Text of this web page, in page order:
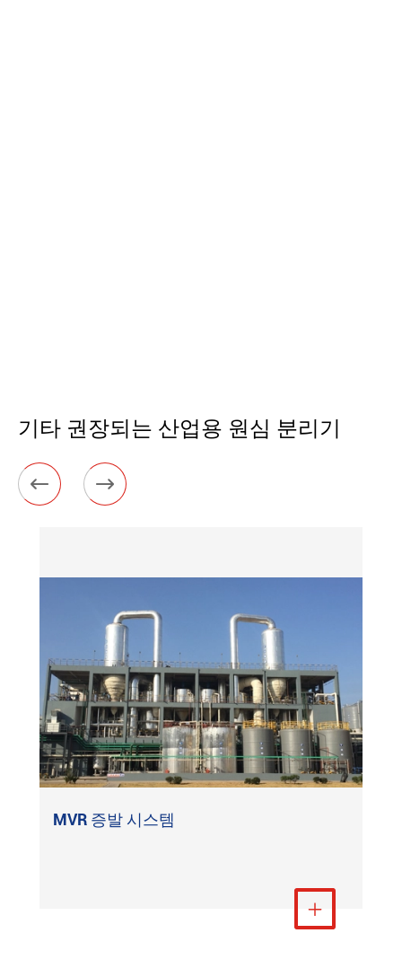
기타 권장되는 산업용 원심 분리기
 
MVR 증발 시스템
더 보기
